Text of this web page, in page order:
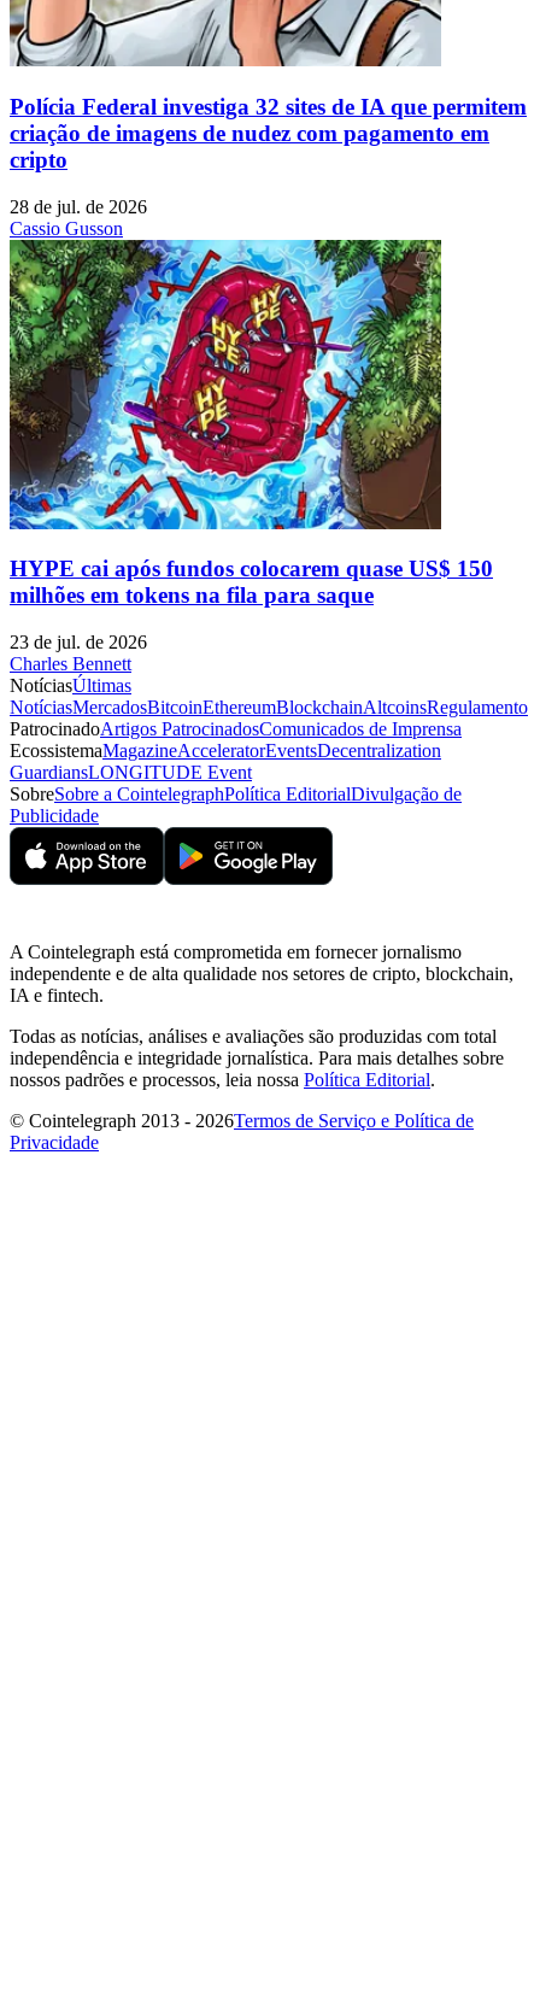
Polícia Federal investiga 32 sites de IA que permitem
criação de imagens de nudez com pagamento em
cripto
28 de jul. de 2026
Cassio Gusson
HYPE cai após fundos colocarem quase US$ 150
milhões em tokens na fila para saque
23 de jul. de 2026
Charles Bennett
NotíciasÚltimas
NotíciasMercadosBitcoinEthereumBlockchainAltcoinsRegulamento
PatrocinadoArtigos PatrocinadosComunicados de Imprensa
EcossistemaMagazineAcceleratorEventsDecentralization
GuardiansLONGITUDE Event
SobreSobre a CointelegraphPolítica EditorialDivulgação de
Publicidade
A Cointelegraph está comprometida em fornecer jornalismo
independente e de alta qualidade nos setores de cripto, blockchain,
IA e fintech.
Todas as notícias, análises e avaliações são produzidas com total
independência e integridade jornalística. Para mais detalhes sobre
nossos padrões e processos, leia nossa Política Editorial.
© Cointelegraph 2013 - 2026Termos de Serviço e Política de
Privacidade